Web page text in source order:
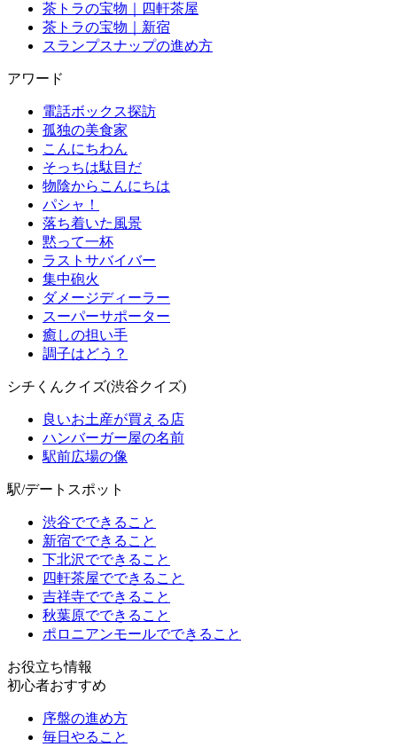
茶トラの宝物｜四軒茶屋
茶トラの宝物｜新宿
スランプスナップの進め方
アワード
電話ボックス探訪
孤独の美食家
こんにちわん
そっちは駄目だ
物陰からこんにちは
パシャ！
落ち着いた風景
黙って一杯
ラストサバイバー
集中砲火
ダメージディーラー
スーパーサポーター
癒しの担い手
調子はどう？
シチくんクイズ(渋谷クイズ)
良いお土産が買える店
ハンバーガー屋の名前
駅前広場の像
駅/デートスポット
渋谷でできること
新宿でできること
下北沢でできること
四軒茶屋でできること
吉祥寺でできること
秋葉原でできること
ポロニアンモールでできること
お役立ち情報
初心者おすすめ
序盤の進め方
毎日やること